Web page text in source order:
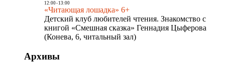
12:00- 13:00
«Читающая лошадка» 6+
Детский клуб любителей чтения. Знакомство с
книгой «Смешная сказка» Геннадия Цыферова
(Конева, 6, читальный зал)
Архивы